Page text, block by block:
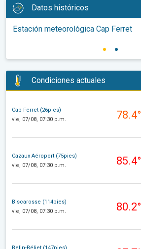
Datos históricos
Estación meteorológica Cap Ferret
Condiciones actuales
Cap Ferret (26pies)
vie, 07/08, 07:30 p.m.
78.4°
Cazaux Aéroport (75pies)
vie, 07/08, 07:30 p.m.
85.4°
Biscarosse (114pies)
vie, 07/08, 07:30 p.m.
80.2°